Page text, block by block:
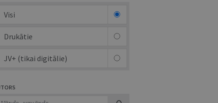
Visi
Drukātie
JV+ (tikai digitālie)